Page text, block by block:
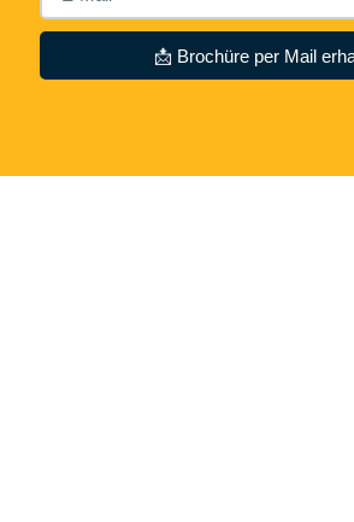
📩 Brochüre per Mail